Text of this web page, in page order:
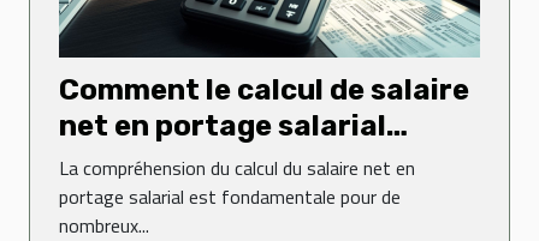
Comment le calcul de salaire
net en portage salarial
fonctionne
La compréhension du calcul du salaire net en
portage salarial est fondamentale pour de
nombreux...